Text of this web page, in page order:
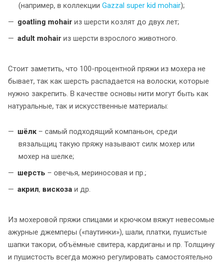
(например, в коллекции Gazzal super kid mohair);
goatling mohair из шерсти козлят до двух лет;
adult mohair из шерсти взрослого животного.
Стоит заметить, что 100-процентной пряжи из мохера не
бывает, так как шерсть распадается на волоски, которые
нужно закрепить. В качестве основы нити могут быть как
натуральные, так и искусственные материалы:
шёлк – самый подходящий компаньон, среди
вязальщиц такую пряжу называют силк мохер или
мохер на шелке;
шерсть – овечья, мериносовая и пр.;
акрил, вискоза и др.
Из мохеровой пряжи спицами и крючком вяжут невесомые
ажурные джемперы («паутинки»), шали, платки, пушистые
шапки такори, объёмные свитера, кардиганы и пр. Толщину
и пушистость всегда можно регулировать самостоятельно